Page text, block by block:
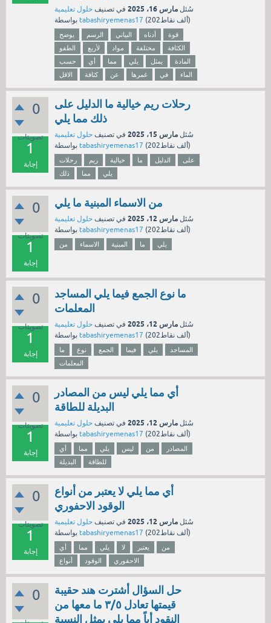
سُئل مارس 16، 2025 في تصنيف حلول تعليمية
tabashiryemenas17 ( 202ألف نقاط)
يوضح الرسم البياني أدناه
قوة
الطفو
لأربع مواد مختلفة
الكثافة
حسب
أي مما يلي يمثل
المادة
الاقل
كثافة عن غمرها في الماء
0
تصويتات
1
إجابة
رحلات ريم خيالية ما الدليل على
ذلك مما يلي
سُئل مارس 15، 2025 في تصنيف حلول تعليمية
tabashiryemenas17 ( 202ألف نقاط)
رحلات ريم خيالية ما الدليل
على
ذلك
مما يلي
0
تصويتات
1
إجابة
من الاسماء المبنية ما يلي
سُئل مارس 12، 2025 في تصنيف حلول تعليمية
tabashiryemenas17 ( 202ألف نقاط)
من الاسماء المبنية ما يلي
0
تصويتات
1
إجابة
ما نوع الجمع فيما يلي المساجد
المعلمات
سُئل مارس 12، 2025 في تصنيف حلول تعليمية
tabashiryemenas17 ( 202ألف نقاط)
ما نوع الجمع فيما يلي
المساجد
المعلمات
0
تصويتات
1
إجابة
أي مما يلي ليس من المصادر
البديلة للطاقة
سُئل مارس 12، 2025 في تصنيف حلول تعليمية
tabashiryemenas17 ( 202ألف نقاط)
أي مما يلي ليس من
المصادر
البديلة
للطاقة
0
تصويتات
1
إجابة
أي مما يلي لا يعتبر من أنواع
الوقود الاحفوري
سُئل مارس 12، 2025 في تصنيف حلول تعليمية
tabashiryemenas17 ( 202ألف نقاط)
أي مما يلي لا يعتبر
من
أنواع
الوقود الاحفوري
0
حل السؤال أشترت هند حقيبة
قيمتها تعادل ٣/٥ ما معها من
النقود أياً مما يلي يمثل النسبة